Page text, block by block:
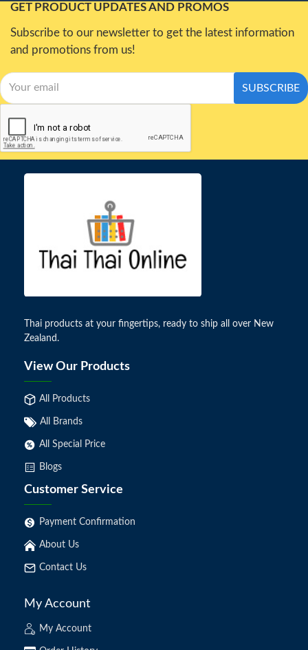
GET PRODUCT UPDATES AND PROMOS
Subscribe to our newsletter to get the latest information
and promotions from us!
SUBSCRIBE
Thai products at your fingertips, ready to ship all over New
Zealand.
View Our Products
All Products
All Brands
All Special Price
Blogs
Customer Service
Payment Confirmation
About Us
Contact Us
My Account
My Account